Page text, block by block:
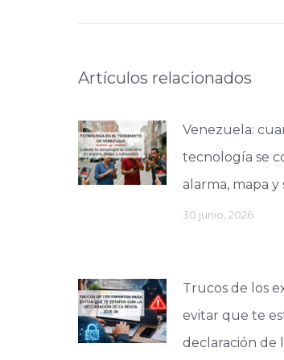
Artículos relacionados
Venezuela:
tecnología se
alarma, mapa y
30 junio, 2026
Trucos de los
evitar que te
declaración de